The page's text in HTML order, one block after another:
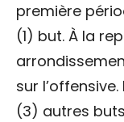
première
(1) but. À la
sur
(3) autres